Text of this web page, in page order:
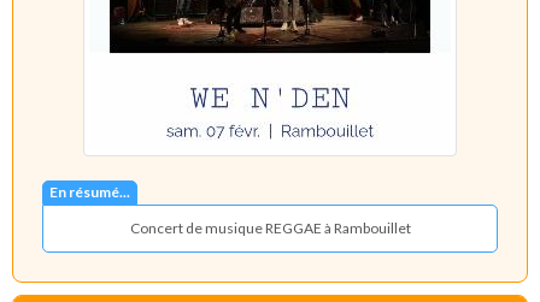
En résumé...
Concert de musique REGGAE à Rambouillet